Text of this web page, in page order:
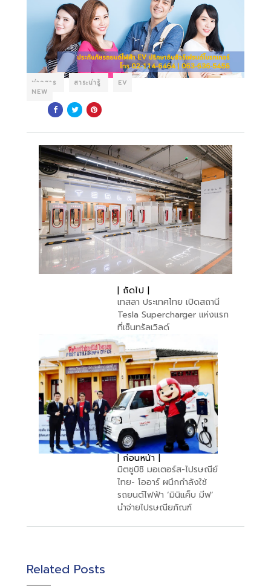
ข่าวสาร สาระน่ารู้
EV
NEW
| ถัดไป |
เทสลา ประเทศไทย เปิดสถานี
Tesla Supercharger แห่งแรก
ที่เซ็นทรัลเวิลด์
| ก่อนหน้า |
มิตซูบิชิ มอเตอร์ส-ไปรษณีย์
ไทย- โออาร์ ผนึกกำลังใช้
รถยนต์ไฟฟ้า ‘มินิแค็บ มีฟ’
นำจ่ายไปรษณียภัณฑ์
Related Posts